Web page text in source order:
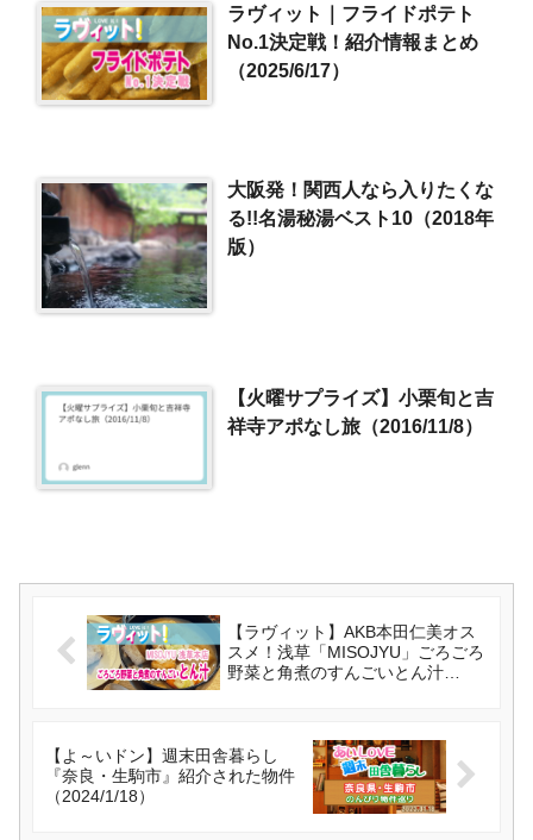
ラヴィット｜フライドポテト
No.1決定戦！紹介情報まとめ
（2025/6/17）
大阪発！関西人なら入りたくな
る!!名湯秘湯ベスト10（2018年
版）
【火曜サプライズ】小栗旬と吉
祥寺アポなし旅（2016/11/8）
【ラヴィット】AKB本田仁美オス
スメ！浅草「MISOJYU」ごろごろ
野菜と角煮のすんごいとん汁
【よ～いドン】週末田舎暮らし
『奈良・生駒市』紹介された物件
（2024/1/18）